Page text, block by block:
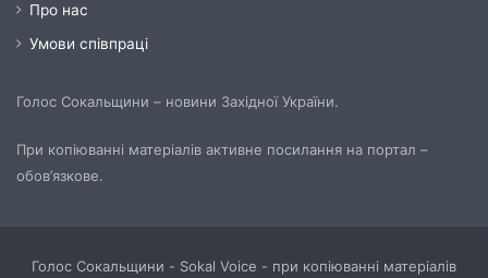
Про нас
Умови співпраці
Голос Сокальщини – новини Західної України.
При копіюванні матеріалів активне посилання на портал –
обов’язкове.
Голос Сокальщини - Sokal Voice - при копіюванні матеріалів